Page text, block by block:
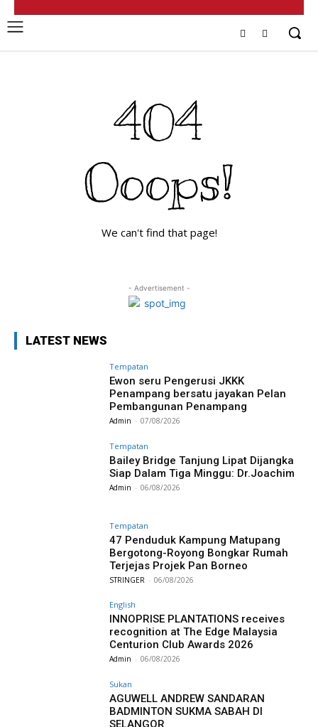
404
Ooops!
We can't find that page!
- Advertisement -
LATEST NEWS
Tempatan
Ewon seru Pengerusi JKKK
Penampang bersatu jayakan Pelan
Pembangunan Penampang
Admin - 07/08/2026
Tempatan
Bailey Bridge Tanjung Lipat Dijangka
Siap Dalam Tiga Minggu: Dr.Joachim
Admin - 06/08/2026
Tempatan
47 Penduduk Kampung Matupang
Bergotong-Royong Bongkar Rumah
Terjejas Projek Pan Borneo
STRINGER - 06/08/2026
English
INNOPRISE PLANTATIONS receives
recognition at The Edge Malaysia
Centurion Club Awards 2026
Admin - 06/08/2026
Sukan
AGUWELL ANDREW SANDARAN
BADMINTON SUKMA SABAH DI
SELANGOR